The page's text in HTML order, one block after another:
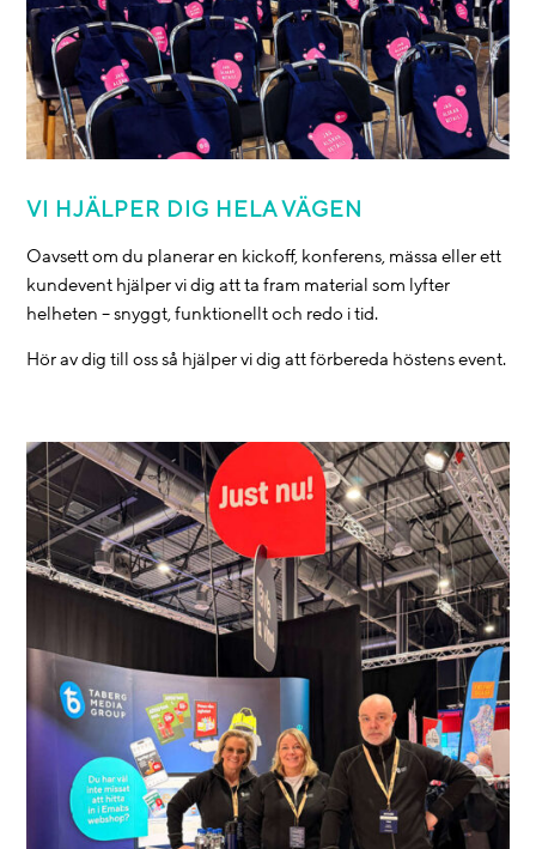
VI HJÄLPER DIG HELA VÄGEN
Oavsett om du planerar en kickoff, konferens, mässa eller ett
kundevent hjälper vi dig att ta fram material som lyfter
helheten – snyggt, funktionellt och redo i tid.
Hör av dig till oss så hjälper vi dig att förbereda höstens event.